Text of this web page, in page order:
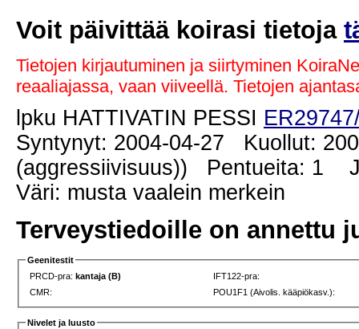
Voit päivittää koirasi tietoja
Tietojen kirjautuminen ja siirtyminen
reaaliajassa, vaan viiveellä. Tietojen
lpku HATTIVATIN PESSI
Syntynyt: 2004-04-27 Kuollut:
(aggressiivisuus)) Pentueita: 1
Väri: musta vaalein merkein
Terveystiedoille on annettu
Geenitestit
PRCD-pra: kantaja (B)
IFT122-pra:
CMR:
POU1F1 (Aivolis. kääpiökasv.):
Nivelet ja luusto